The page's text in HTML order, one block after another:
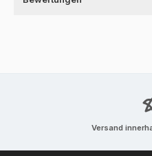
Versand